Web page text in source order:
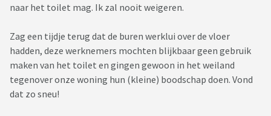
naar het toilet mag. Ik zal nooit weigeren.
Zag een tijdje terug dat de buren werklui over de vloer
hadden, deze werknemers mochten blijkbaar geen gebruik
maken van het toilet en gingen gewoon in het weiland
tegenover onze woning hun (kleine) boodschap doen. Vond
dat zo sneu!